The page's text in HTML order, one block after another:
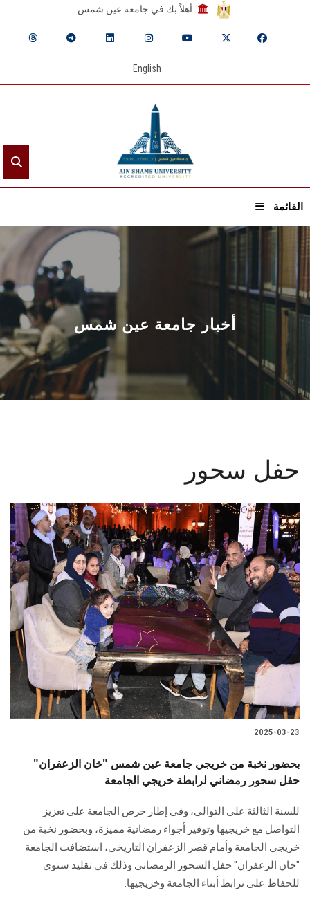
أهلاً بك في جامعة عين شمس
English
القائمة
الرئيسيـة
عن الجامعة
القطاعـات
الشئون الأكاديمية
البحث العلمي
الأنظمة الذكية
الإعلام
تواصل معنا
الطلاب
هيئة التدريس
الدراسات العليا
الزائـرون
سجل الان
أخبار جامعة عين شمس
حفل سحور
2025-03-23
بحضور نخبة من خريجي جامعة عين شمس "خان الزعفران"
حفل سحور رمضاني لرابطة خريجي الجامعة
للسنة الثالثة على التوالي، وفي إطار حرص الجامعة على تعزيز
التواصل مع خريجيها وتوفير أجواء رمضانية مميزة، وبحضور نخبة من
خريجي الجامعة وأمام قصر الزعفران التاريخي، استضافت الجامعة
"خان الزعفران" حفل السحور الرمضاني وذلك في تقليد سنوي
للحفاظ على ترابط أبناء الجامعة وخريجيها.